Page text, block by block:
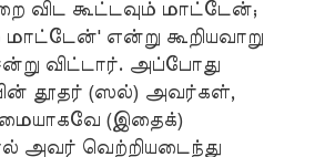
விட கூட்டவும் மாட்டேன்;
மாட்டேன்' என்று கூறியவாறு
விட்டார். அப்போது
தூதர் (ஸல்) அவர்கள்,
(இதைக்)
அவர் வெற்றியடைந்து